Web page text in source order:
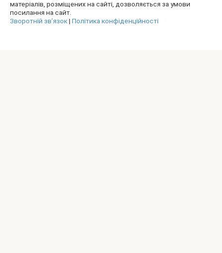
матеріалів, розміщених на сайті, дозволяється за умови
посилання на сайт.
Зворотній зв’язок| Політика конфіденційності